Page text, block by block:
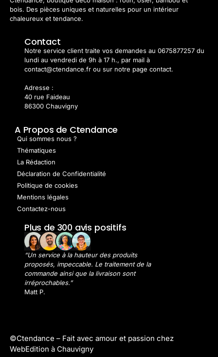
bois. Des pièces uniques et naturelles pour un intérieur
chaleureux et tendance.
Contact
Notre service client traite vos demandes au 0675877257 du
lundi au vendredi de 9h à 17 h., par mail à
contact@ctendance.fr ou sur notre page contact.
Adresse :
40 rue Faideau
86300 Chauvigny
A Propos de Ctendance
Qui sommes nous ?
Thématiques
La Rédaction
Déclaration de Confidentialité
Politique de cookies
Mentions légales
Contactez-nous
Plus de 300 avis positifs
“Un service à la hauteur des produits
proposés, impeccable. Le traitement de la
commande ainsi que la livraison sont
irréprochables.”
Matt P.
©Ctendance – Fait avec amour et passion chez
WebEdition à Chauvigny